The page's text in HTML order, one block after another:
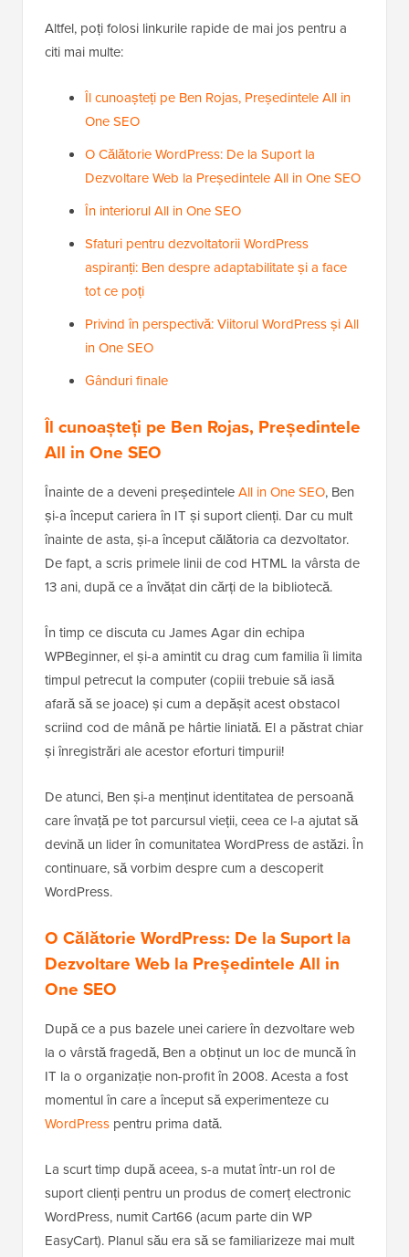
Altfel, poți folosi linkurile rapide de mai jos pentru a
citi mai multe:
Îl cunoașteți pe Ben Rojas, Președintele All in
One SEO
O Călătorie WordPress: De la Suport la
Dezvoltare Web la Președintele All in One SEO
În interiorul All in One SEO
Sfaturi pentru dezvoltatorii WordPress
aspiranți: Ben despre adaptabilitate și a face
tot ce poți
Privind în perspectivă: Viitorul WordPress și All
in One SEO
Gânduri finale
Îl cunoașteți pe Ben Rojas, Președintele
All in One SEO
Înainte de a deveni președinteleAll in One SEO, Ben
și-a început cariera în IT și suport clienți. Dar cu mult
înainte de asta, și-a început călătoria ca dezvoltator.
De fapt, a scris primele linii de cod HTML la vârsta de
13 ani, după ce a învățat din cărți de la bibliotecă.
În timp ce discuta cu James Agar din echipa
WPBeginner, el și-a amintit cu drag cum familia îi limita
timpul petrecut la computer (copiii trebuie să iasă
afară să se joace) și cum a depășit acest obstacol
scriind cod de mână pe hârtie liniată. El a păstrat chiar
și înregistrări ale acestor eforturi timpurii!
De atunci, Ben și-a menținut identitatea de persoană
care învață pe tot parcursul vieții, ceea ce l-a ajutat să
devină un lider în comunitatea WordPress de astăzi. În
continuare, să vorbim despre cum a descoperit
WordPress.
O Călătorie WordPress: De la Suport la
Dezvoltare Web la Președintele All in
One SEO
După ce a pus bazele unei cariere în dezvoltare web
la o vârstă fragedă, Ben a obținut un loc de muncă în
IT la o organizație non-profit în 2008. Acesta a fost
momentul în care a început să experimenteze cu
WordPress pentru prima dată.
La scurt timp după aceea, s-a mutat într-un rol de
suport clienți pentru un produs de comerț electronic
WordPress, numit Cart66 (acum parte din WP
EasyCart). Planul său era să se familiarizeze mai mult